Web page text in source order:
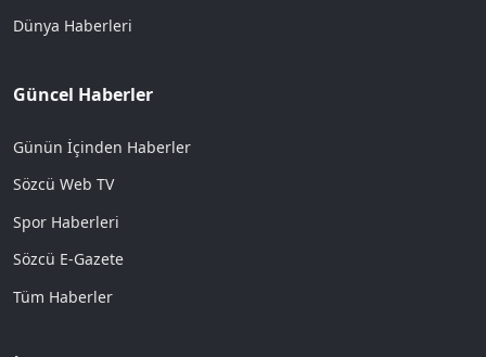
Dünya Haberleri
Güncel Haberler
Günün İçinden Haberler
Sözcü Web TV
Spor Haberleri
Sözcü E-Gazete
Tüm Haberler